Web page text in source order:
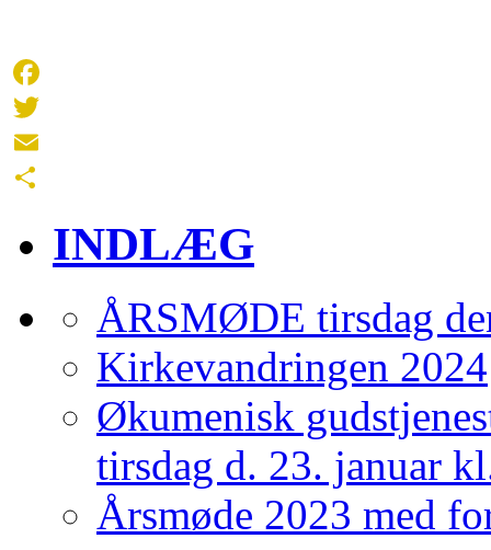
Facebook
Twitter
Email
INDLÆG
ÅRSMØDE tirsdag
Kirkevandringen 2024
Økumenisk
tirsdag d. 23. januar
Årsmøde 2023 med